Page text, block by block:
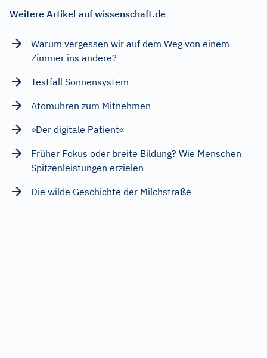
Weitere Artikel auf wissenschaft.de
Warum vergessen wir auf dem Weg von einem
Zimmer ins andere?
Testfall Sonnensystem
Atomuhren zum Mitnehmen
»Der digitale Patient«
Früher Fokus oder breite Bildung? Wie Menschen
Spitzenleistungen erzielen
Die wilde Geschichte der Milchstraße